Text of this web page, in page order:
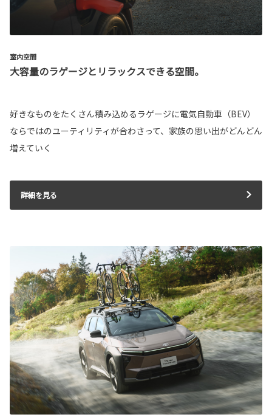
室内空間
大容量のラゲージとリラックスできる空間。
好きなものをたくさん積み込めるラゲージに電気自動車（BEV）
ならではのユーティリティが合わさって、家族の思い出がどんどん
増えていく
詳細を見る